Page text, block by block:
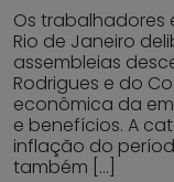
Os
Rio de Janeiro
assembleias
Rodrigues e do
econômica da
e benefícios. A
inflação do
também […]